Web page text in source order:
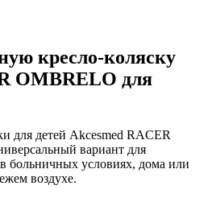
кресло-коляску
OMBRELO для
для детей Akcesmed RACER
вариант для
больничных условиях, дома или
воздухе.